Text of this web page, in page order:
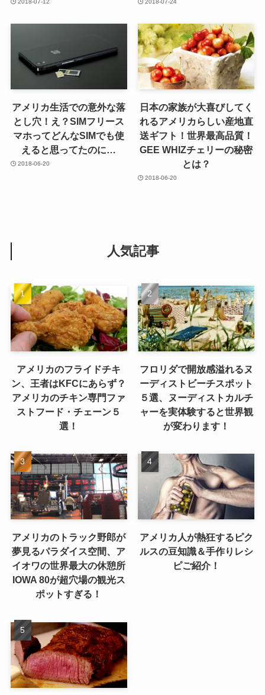
2018-07-12 2018-07-24
アメリカ生活での意外な落
とし穴！え？SIMフリース
マホってどんなSIMでも使
えると思ってたのに…
2018-06-20
日本の家族が大喜びしてく
れるアメリカらしい産地直
送ギフト！世界最高品質！
GEE WHIZチェリーの秘密
とは？
2018-06-20
人気記事
アメリカのフライドチキ
ン、王者はKFCにあらず？
アメリカのチキン専門ファ
ストフード・チェーン５
選！
フロリダで開放感溢れるヌ
ーディストビーチスポット
５選、ヌーディストカルチ
ャーを実体験すると世界観
が変わります！
アメリカのトラック野郎が
夢見るパラダイス空間、ア
イオワの世界最大の休憩所
IOWA 80が超穴場の観光ス
ポットすぎる！
アメリカ人が熱狂するピク
ルスの豆知識＆手作りレシ
ピご紹介！